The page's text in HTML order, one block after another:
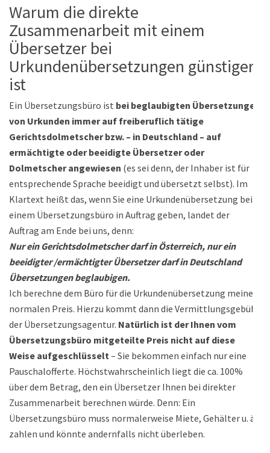
Warum die direkte
Zusammenarbeit mit einem
Übersetzer bei
Urkundenübersetzungen günstiger
ist
Ein Übersetzungsbüro ist bei beglaubigten Übersetzungen
von Urkunden immer auf freiberuflich tätige
Gerichtsdolmetscher bzw. – in Deutschland – auf
ermächtigte oder beeidigte Übersetzer oder
Dolmetscher angewiesen (es sei denn, der Inhaber ist für
entsprechende Sprache beeidigt und übersetzt selbst). Im
Klartext heißt das, wenn Sie eine Urkundenübersetzung bei
einem Übersetzungsbüro in Auftrag geben, landet der
Auftrag am Ende bei uns, denn:
Nur ein Gerichtsdolmetscher darf in Österreich, nur ein
beeidigter /ermächtigter Übersetzer darf in Deutschland
Übersetzungen beglaubigen.
Ich berechne dem Büro für die Urkundenübersetzung meinen
normalen Preis. Hierzu kommt dann die Vermittlungsgebühr
der Übersetzungsagentur. Natürlich ist der Ihnen vom
Übersetzungsbüro mitgeteilte Preis nicht auf diese
Weise aufgeschlüsselt – Sie bekommen einfach nur eine
Pauschalofferte. Höchstwahrscheinlich liegt die ca. 100%
über dem Betrag, den ein Übersetzer Ihnen bei direkter
Zusammenarbeit berechnen würde. Denn: Ein
Übersetzungsbüro muss normalerweise Miete, Gehälter u. ä.
zahlen und könnte andernfalls nicht überleben.